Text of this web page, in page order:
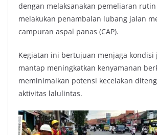
dengan melaksanakan pemeliaran
melakukan penambalan lubang jalan
campuran aspal panas (CAP).
Kegiatan ini bertujuan menjaga kondisi
mantap meningkatkan kenyamanan
meminimalkan potensi kecelakan
aktivitas lalulintas.